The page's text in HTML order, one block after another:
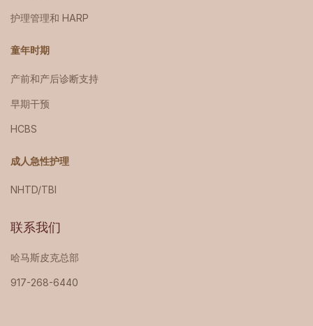
护理管理和 HARP
童年时期
产前和产后诊断支持
早期干预
HCBS
成人急性护理
NHTD/TBI
联系我们
哈马斯皮克总部
917-268-6440